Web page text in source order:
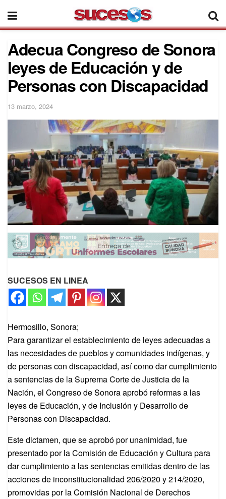
Adecua Congreso de Sonora
leyes de Educación y de
Personas con Discapacidad
13 marzo, 2024
SUCESOS EN LINEA
Hermosillo, Sonora;
Para garantizar el establecimiento de leyes adecuadas a
las necesidades de pueblos y comunidades indígenas, y
de personas con discapacidad, así como dar cumplimiento
a sentencias de la Suprema Corte de Justicia de la
Nación, el Congreso de Sonora aprobó reformas a las
leyes de Educación, y de Inclusión y Desarrollo de
Personas con Discapacidad.
Este dictamen, que se aprobó por unanimidad, fue
presentado por la Comisión de Educación y Cultura para
dar cumplimiento a las sentencias emitidas dentro de las
acciones de inconstitucionalidad 206/2020 y 214/2020,
promovidas por la Comisión Nacional de Derechos